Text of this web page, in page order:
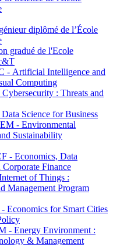
diplômé de l’École
gradué de l'Ecole
- Artificial Intelligence and
Computing
: Threats and
Science for Business
- Environmental
Sustainability
- Economics, Data
Finance
of Things :
Management Program
Economics for Smart Cities
- Energy Environment :
& Management